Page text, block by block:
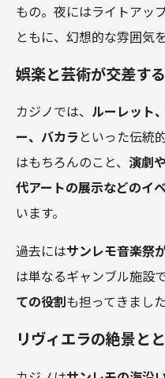
もの。夜にはライトアッ
ともに、幻想的な雰囲気
娯楽と芸術が交差す
カジノでは、 ルーレット
ー、バカラ といった伝統
はもちろんのこと、 演劇
代アートの展示などのイ
います。
過去にはサンレモ音楽祭
は単なるギャンブル施設
ての役割も担ってきました
リヴィエラの絶景と